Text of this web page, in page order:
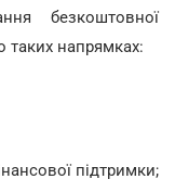
безкоштовної
таких напрямках:
підтримки;